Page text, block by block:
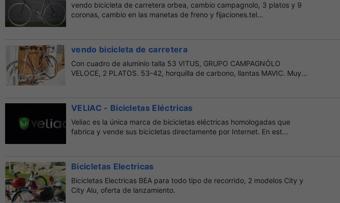
vendo bicicleta de carretera orbea, cambio campagnolo, 3 platos y 9
coronas, cambio en las manetas de freno y fijaciones.tel...
vendo bicicleta de carretera
Con cuadro de aluminio talla 53 VITUS, GRUPO CAMPAGNÓLO
VELOCE, 2 PLATOS. 53-42, horquilla de carbono, llantas MAVIC. Muy...
VELIAC - Bicicletas Eléctricas
Veliac es la única marca de bicicletas eléctricas homologadas que
fabrica y vende sus bicicletas directamente por Internet. En est...
Bicicletas Electricas
Bicicletas Electricas BEA para todo tipo de recorrido, 2 modelos City y
City Alu, oferta de lanzamiento.